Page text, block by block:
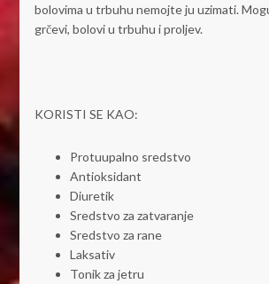
bolovima u trbuhu nemojte ju uzimati.
grčevi, bolovi u trbuhu i proljev.
KORISTI SE KAO:
Protuupalno sredstvo
Antioksidant
Diuretik
Sredstvo za zatvaranje
Sredstvo za rane
Laksativ
Tonik za jetru